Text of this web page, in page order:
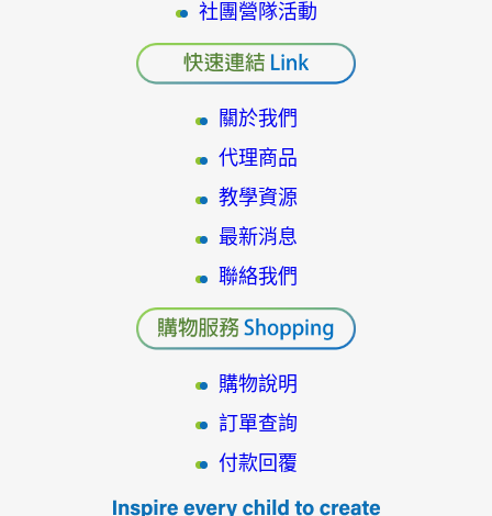
社團營隊活動
關於我們
代理商品
教學資源
最新消息
聯絡我們
購物說明
訂單查詢
付款回覆